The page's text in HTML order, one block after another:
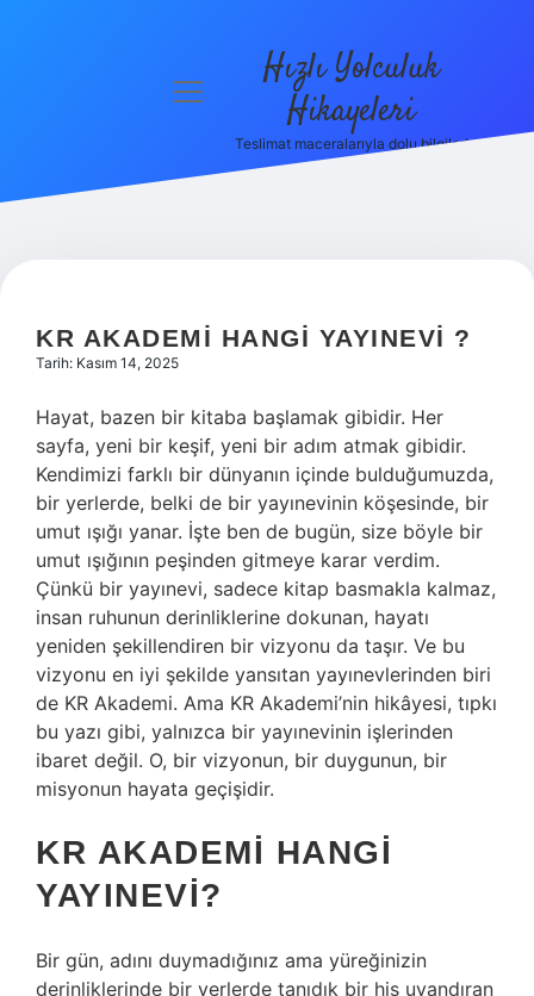
Hakkımızda
menüyü
Hızlı Yolculuk
Hikayeleri
Teslimat maceralarıyla dolu bilgiler!
KR AKADEMI HANGI YAYINEVI ?
Tarih: Kasım 14, 2025
Hayat, bazen bir kitaba başlamak gibidir. Her
sayfa, yeni bir keşif, yeni bir adım atmak gibidir.
Kendimizi farklı bir dünyanın içinde bulduğumuzda,
bir yerlerde, belki de bir yayınevinin köşesinde, bir
umut ışığı yanar. İşte ben de bugün, size böyle bir
umut ışığının peşinden gitmeye karar verdim.
Çünkü bir yayınevi, sadece kitap basmakla kalmaz,
insan ruhunun derinliklerine dokunan, hayatı
yeniden şekillendiren bir vizyonu da taşır. Ve bu
vizyonu en iyi şekilde yansıtan yayınevlerinden biri
de KR Akademi. Ama KR Akademi’nin hikâyesi, tıpkı
bu yazı gibi, yalnızca bir yayınevinin işlerinden
ibaret değil. O, bir vizyonun, bir duygunun, bir
misyonun hayata geçişidir.
KR AKADEMI HANGI
YAYINEVI?
Bir gün, adını duymadığınız ama yüreğinizin
derinliklerinde bir yerlerde tanıdık bir his uyandıran